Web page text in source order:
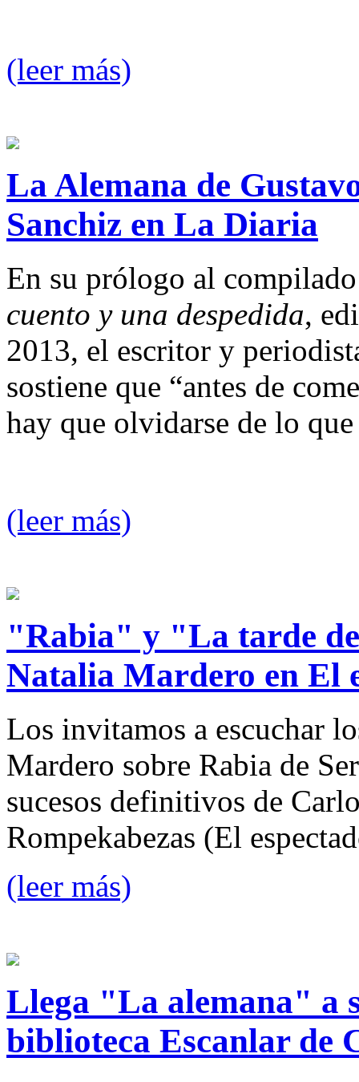
(leer más)
La Alemana de
Sanchiz en La Diaria
En su prólogo al
cuento y una despedida,
2013, el escritor y
sostiene que “antes de
hay que olvidarse de lo
(leer más)
"Rabia" y "La tarde
Natalia Mardero en El
Los invitamos a escuchar
Mardero sobre Rabia de
sucesos definitivos de
Rompekabezas (El
(leer más)
Llega "La alemana" a
biblioteca Escanlar de